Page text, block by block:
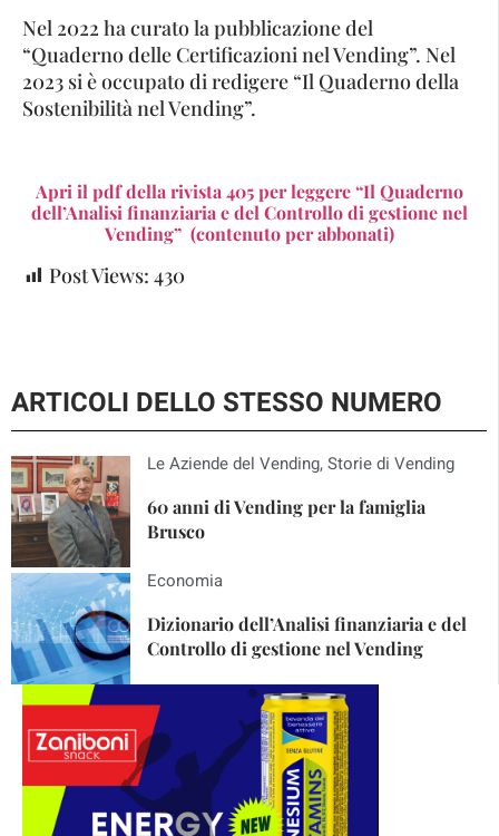
Nel 2022 ha curato la pubblicazione del
“Quaderno delle Certificazioni nel Vending”. Nel
2023 si è occupato di redigere “Il Quaderno della
Sostenibilità nel Vending”.
Apri il pdf della rivista 405 per leggere “Il Quaderno
dell’Analisi finanziaria e del Controllo di gestione nel
Vending” (contenuto per abbonati)
Post Views: 430
ARTICOLI DELLO STESSO NUMERO
Le Aziende del Vending,Storie di Vending
60 anni di Vending per la famiglia
Brusco
Economia
Dizionario dell’Analisi finanziaria e del
Controllo di gestione nel Vending